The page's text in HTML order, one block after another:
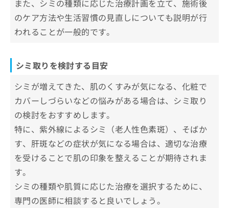
1．シミとは
2．シミ発症のメカニズム
シミの5つの種類＆それぞれに適した施
術
2．雀卵斑(そばかす)
3．ADM(後天性真皮メラノーシス)
4．肝斑
5．炎症後の色素沈着
こと
肌の状態を詳しく知る
アフターケアと日常のスキンケア
まとめ：治療法の選択とリスクの理解
シミ取りについてのよくある質問10選！
まとめ：新宿区で評判のシミ取りにおすすめの
また、シミの種類に応じた治療計画を立て、施術後
のケア方法や生活習慣の見直しについても説明が行
われることが一般的です。
シミ取りを検討する目安
シミが増えてきた、肌のくすみが気になる、化粧で
カバーしづらいなどの悩みがある場合は、シミ取り
の検討をおすすめします。
特に、紫外線によるシミ（老人性色素斑）、そばか
す、肝斑などの症状が気になる場合は、適切な治療
を受けることで肌の印象を整えることが期待されま
す。
シミの種類や肌質に応じた治療を選択するために、
専門の医師に相談すると良いでしょう。
お
問
い
合
は
ち
ら